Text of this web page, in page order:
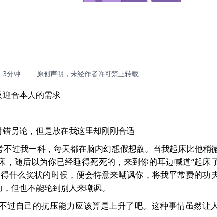
3分钟 原创声明，未经作者许可禁止转载
合本人的需求
另论，但是放在我这里却刚刚合适
过我一科，每天都在脑内幻想假想敌。当我起床比他稍
随后以为你已经睡得死死的，来到你的耳边喊道“起床
什么奖状的时候，便会特意来嘲讽你，将我平常费的功
但也不能轮到别人来嘲讽。
过自己的抗压能力应该算是上升了吧。这种事情虽然让